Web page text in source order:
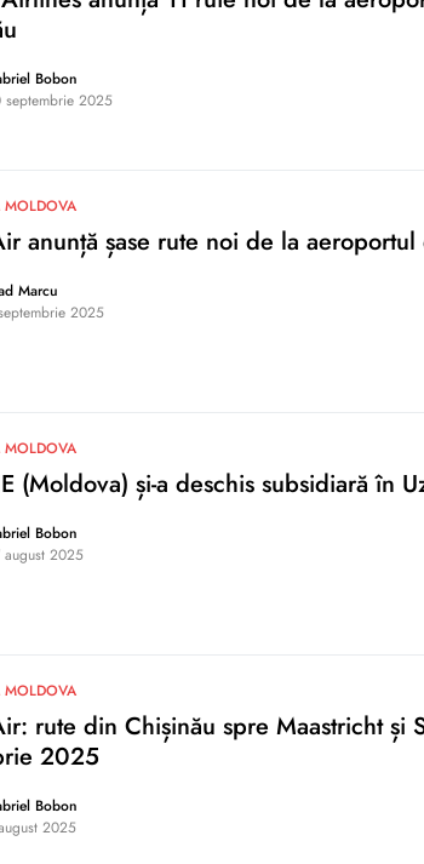
Bobon
septembrie 2025
MOLDOVA
anunță șase rute noi de la aeroportul
Marcu
2025
MOLDOVA
(Moldova) și-a deschis subsidiară în
Bobon
august 2025
MOLDOVA
rute din Chișinău spre Maastricht și
2025
Bobon
2025